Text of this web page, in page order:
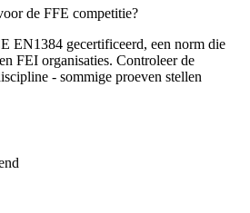
de FFE competitie?
EN1384 gecertificeerd, een norm die
FEI organisaties. Controleer de
- sommige proeven stellen